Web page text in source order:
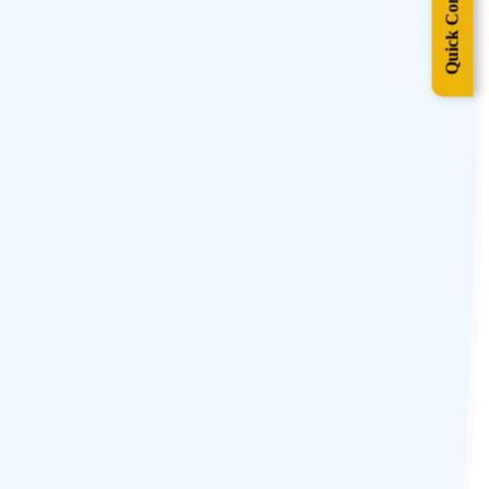
ou quelques heures à perdre, passez du temps dans cette
depuis des décennies, ainsi que de nombreux restaurants, cafés et
et religieux important à Gangtok. Il est niché dans les vallées
du bouddhisme, tous gravés de mantras que vous pouvez chanter
sacrés, des ensembles de mandalas et d’autres objets